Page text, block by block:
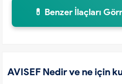
💊 Benzer İlaçları
AVISEF Nedir ve ne için